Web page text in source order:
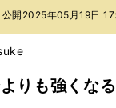
開 2025年05月19日
りも強くなる